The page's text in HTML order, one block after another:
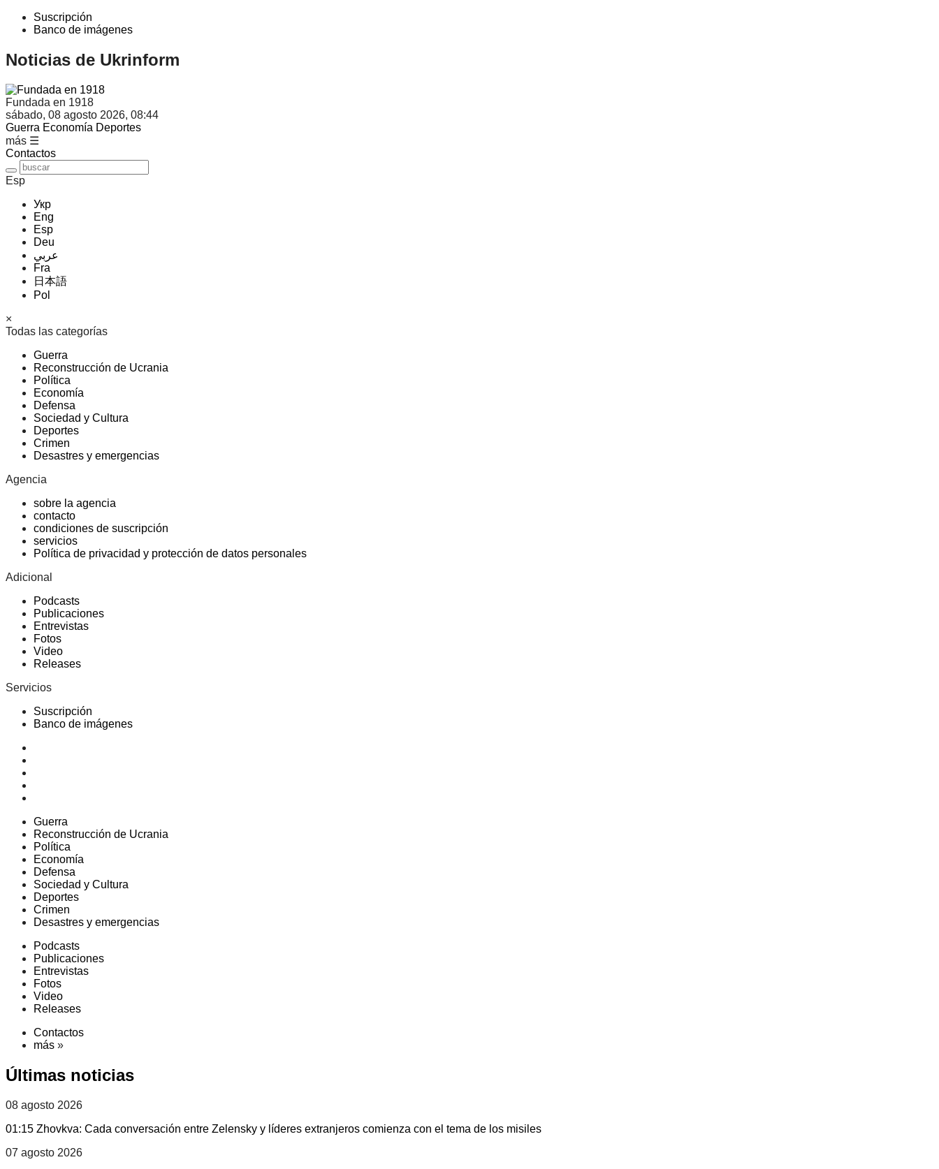
Suscripción
Banco de imágenes
Noticias de Ukrinform
Fundada en 1918
sábado, 08 agosto 2026, 08:44
Guerra Economía Deportes
más ☰
Contactos
Esp
Укр
Eng
Esp
Deu
عربي
Fra
日本語
Pol
×
Todas las categorías
Guerra
Reconstrucción de Ucrania
Política
Economía
Defensa
Sociedad y Cultura
Deportes
Crimen
Desastres y emergencias
Agencia
sobre la agencia
contacto
condiciones de suscripción
servicios
Política de privacidad y protección de datos personales
Adicional
Podcasts
Publicaciones
Entrevistas
Fotos
Video
Releases
Servicios
Suscripción
Banco de imágenes
Guerra
Reconstrucción de Ucrania
Política
Economía
Defensa
Sociedad y Cultura
Deportes
Crimen
Desastres y emergencias
Podcasts
Publicaciones
Entrevistas
Fotos
Video
Releases
Contactos
más »
Últimas noticias
08 agosto 2026
01:15 Zhovkva: Cada conversación entre Zelensky y líderes extranjeros comienza con el tema de los misiles
07 agosto 2026